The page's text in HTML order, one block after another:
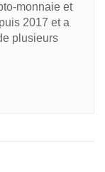
monnaie et
2017 et a
plusieurs